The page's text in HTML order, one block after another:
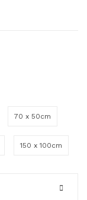
70 x 50cm
150 x 100cm